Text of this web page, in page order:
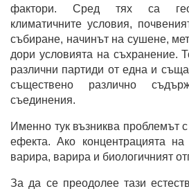
фактори. Сред тях са
климатичните условия,
събиране, начинът на сушене,
дори условията на съхранение.
различни партиди от една и
съществено различно
съединения.
Именно тук възниква проблемът
ефекта. Ако концентрацията на
варира, варира и биологичният
За да се преодолее тази